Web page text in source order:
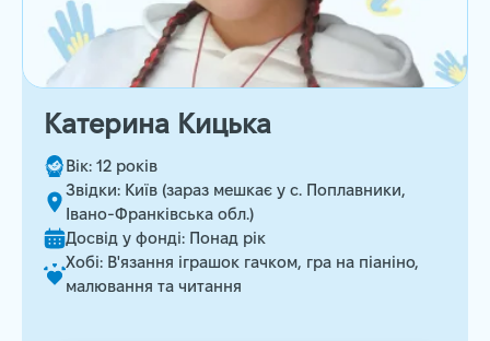
Катерина Кицька
Вік: 12 років
Звідки: Київ (зараз мешкає у с. Поплавники,
Івано-Франківська обл.)
Досвід у фонді: Понад рік
Хобі: В'язання іграшок гачком, гра на піаніно,
малювання та читання